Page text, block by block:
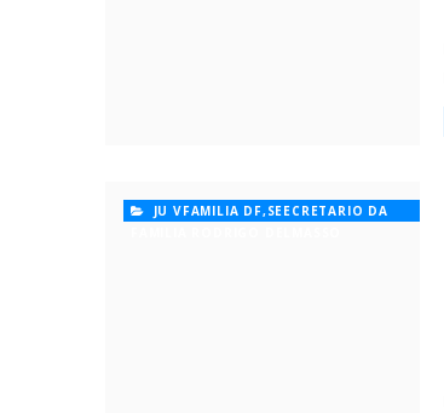
JU VFAMILIA DF,SEECRETARIO DA